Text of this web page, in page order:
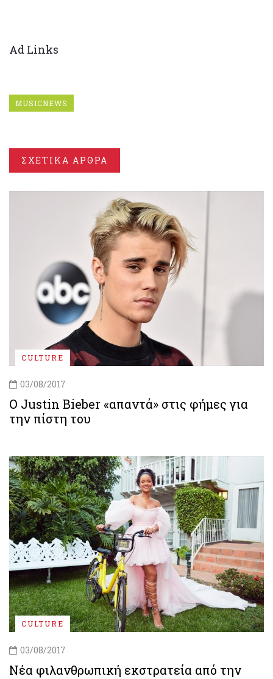
Ad Links
MUSICNEWS
ΣΧΕΤΙΚΑ ΑΡΘΡΑ
CULTURE
03/08/2017
O Justin Bieber «απαντά» στις φήμες για
την πίστη του
CULTURE
03/08/2017
Νέα φιλανθρωπική εκστρατεία από την